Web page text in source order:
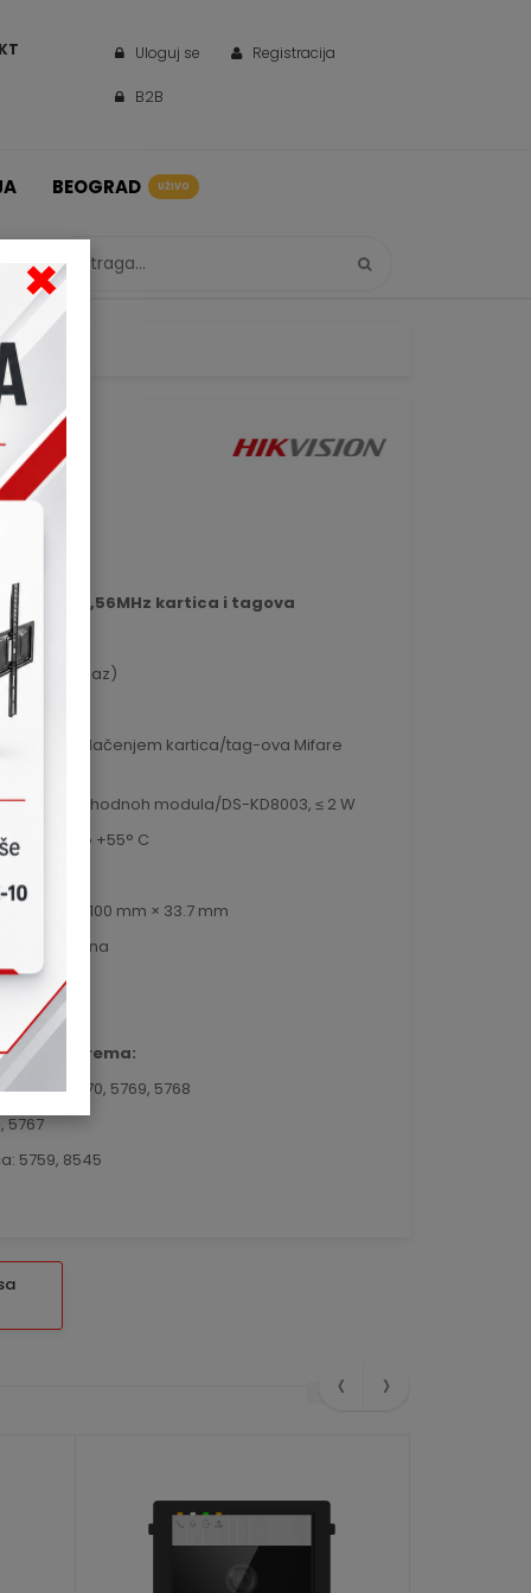
Uloguj se Registracija
B2B
BEOGRAD UŽIVO
Mifare 13,56MHz kartica i tagova
(1 ulaz, 1 izlaz)
vrata prevlačenjem kartica/tag-ova Mifare
od prethodnoh modula/DS-KD8003, ≤ 2 W
-40° C to +55° C
98.5 mm × 100 mm × 33.7 mm
uzidna
oprema:
6605, 5770, 5769, 5768
5767
5759, 8545
‹ ›
×